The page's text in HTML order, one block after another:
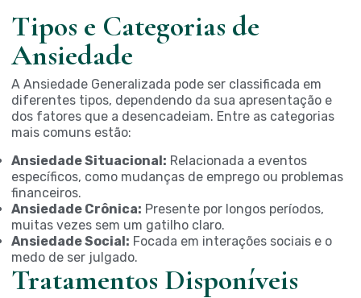
Tipos e Categorias de
Ansiedade
A Ansiedade Generalizada pode ser classificada em
diferentes tipos, dependendo da sua apresentação e
dos fatores que a desencadeiam. Entre as categorias
mais comuns estão:
Ansiedade Situacional: Relacionada a eventos
específicos, como mudanças de emprego ou problemas
financeiros.
Ansiedade Crônica: Presente por longos períodos,
muitas vezes sem um gatilho claro.
Ansiedade Social: Focada em interações sociais e o
medo de ser julgado.
Tratamentos Disponíveis